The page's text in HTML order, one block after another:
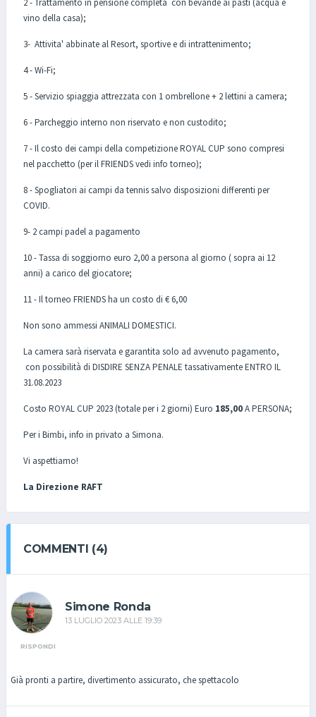
2 - Trattamento in pensione completa con bevande ai pasti (acqua e
vino della casa);
3- Attivita' abbinate al Resort, sportive e di intrattenimento;
4 - Wi-Fi;
5 - Servizio spiaggia attrezzata con 1 ombrellone + 2 lettini a camera;
6 - Parcheggio interno non riservato e non custodito;
7 - Il costo dei campi della competizione ROYAL CUP sono compresi
nel pacchetto (per il FRIENDS vedi info torneo);
8 - Spogliatori ai campi da tennis salvo disposizioni differenti per
COVID.
9- 2 campi padel a pagamento
10 - Tassa di soggiorno euro 2,00 a persona al giorno ( sopra ai 12
anni) a carico del giocatore;
11 - Il torneo FRIENDS ha un costo di € 6,00
Non sono ammessi ANIMALI DOMESTICI.
La camera sarà riservata e garantita solo ad avvenuto pagamento,
con possibilità di DISDIRE SENZA PENALE tassativamente ENTRO IL
31.08.2023
Costo ROYAL CUP 2023 (totale per i 2 giorni) Euro 185,00A PERSONA;
Per i Bimbi, info in privato a Simona.
Vi aspettiamo!
La Direzione RAFT
COMMENTI (4)
Simone Ronda
13 LUGLIO 2023 ALLE 19:39
RISPONDI
Già pronti a partire, divertimento assicurato, che spettacolo